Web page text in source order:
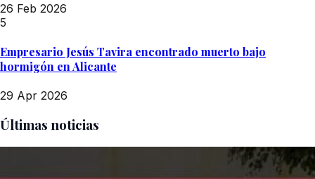
26 Feb 2026
5
Empresario Jesús Tavira encontrado muerto bajo
hormigón en Alicante
29 Apr 2026
Últimas noticias